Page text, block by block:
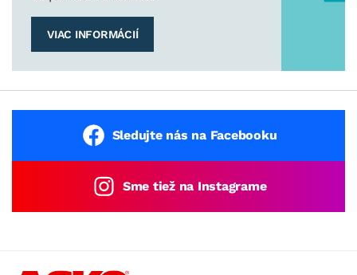
VIAC INFORMÁCIÍ
Sledujte nás na Facebooku
Sme tiež na Instagrame